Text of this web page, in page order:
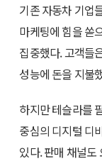
기존 자동차 기업
마케팅에 힘을 쏟
집중했다. 고객들
성능에 돈을 지불
하지만 테슬라를
중심의 디지털 디
있다. 판매 채널도